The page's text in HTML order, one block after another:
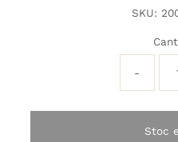
SKU:
-
Stoc